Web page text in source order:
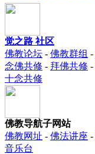
觉之路 社区
佛教论坛 - 佛教群组 -
念佛共修 - 拜佛共修 -
十念共修
佛教导航子网站
佛教网址 - 佛法讲座 -
音乐台